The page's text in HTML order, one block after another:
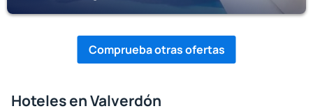
Comprueba otras ofertas
Hoteles en Valverdón